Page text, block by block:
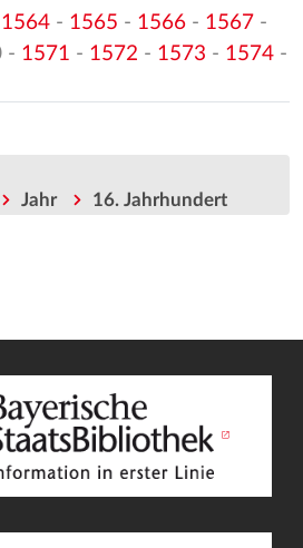
1564 - 1565 - 1566 - 1567 -
- 1571 - 1572 - 1573 - 1574 -
Jahr 16. Jahrhundert